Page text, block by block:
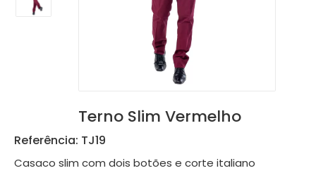
Terno Slim Vermelho
Referência: TJ19
Casaco slim com dois botões e corte italiano